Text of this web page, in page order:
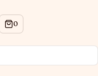
en ontvang